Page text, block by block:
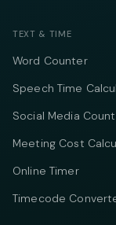
TEXT & TIME
Word Counter
Speech Time
Social Media
Meeting Cost
Online Timer
Timecode